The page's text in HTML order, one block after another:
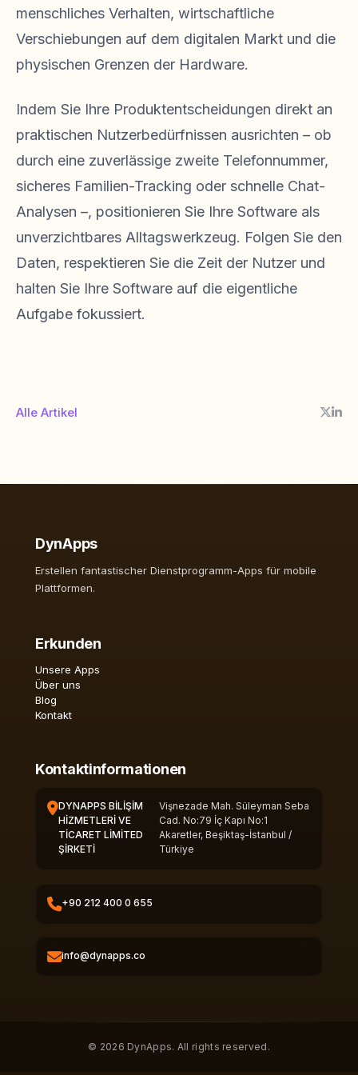
menschliches Verhalten, wirtschaftliche
Verschiebungen auf dem digitalen Markt und die
physischen Grenzen der Hardware.
Indem Sie Ihre Produktentscheidungen direkt an
praktischen Nutzerbedürfnissen ausrichten – ob
durch eine zuverlässige zweite Telefonnummer,
sicheres Familien-Tracking oder schnelle Chat-
Analysen –, positionieren Sie Ihre Software als
unverzichtbares Alltagswerkzeug. Folgen Sie den
Daten, respektieren Sie die Zeit der Nutzer und
halten Sie Ihre Software auf die eigentliche
Aufgabe fokussiert.
Alle Artikel
DynApps
Erstellen fantastischer Dienstprogramm-Apps für mobile
Plattformen.
Erkunden
Unsere Apps
Über uns
Blog
Kontakt
Kontaktinformationen
DYNAPPS BİLİŞİM
HİZMETLERİ VE
TİCARET LİMİTED
ŞİRKETİ
Vişnezade Mah. Süleyman Seba
Cad. No:79 İç Kapı No:1
Akaretler, Beşiktaş-İstanbul /
Türkiye
+90 212 400 0 655
info@dynapps.co
© 2026 DynApps. All rights reserved.